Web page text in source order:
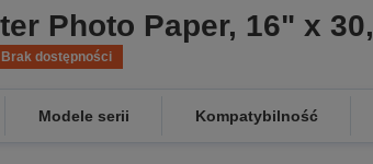
Photo Paper, 16" x
Brak dostępności
Modele serii Kompatybilność